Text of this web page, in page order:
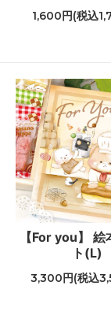
1,600円(税込
【For you】 絵
ト(L)
3,300円(税込